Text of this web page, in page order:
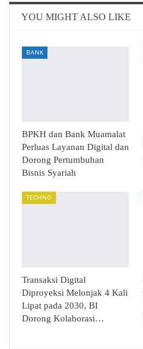
Email
YOU MIGHT ALSO LIKE
BANK
BPKH dan Bank Muamalat
Perluas Layanan Digital dan
Dorong Pertumbuhan
Bisnis Syariah
TECHNO
Transaksi Digital
Diproyeksi Melonjak 4 Kali
Lipat pada 2030, BI
Dorong Kolaborasi…